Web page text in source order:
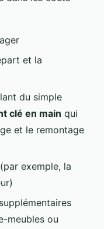
et la
du simple
clé en main qui
et le remontage
exemple, la
meubles ou